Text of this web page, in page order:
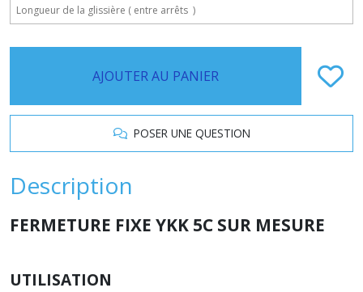
AJOUTER AU PANIER
POSER UNE QUESTION
Description
FERMETURE FIXE YKK 5C SUR MESURE
UTILISATION